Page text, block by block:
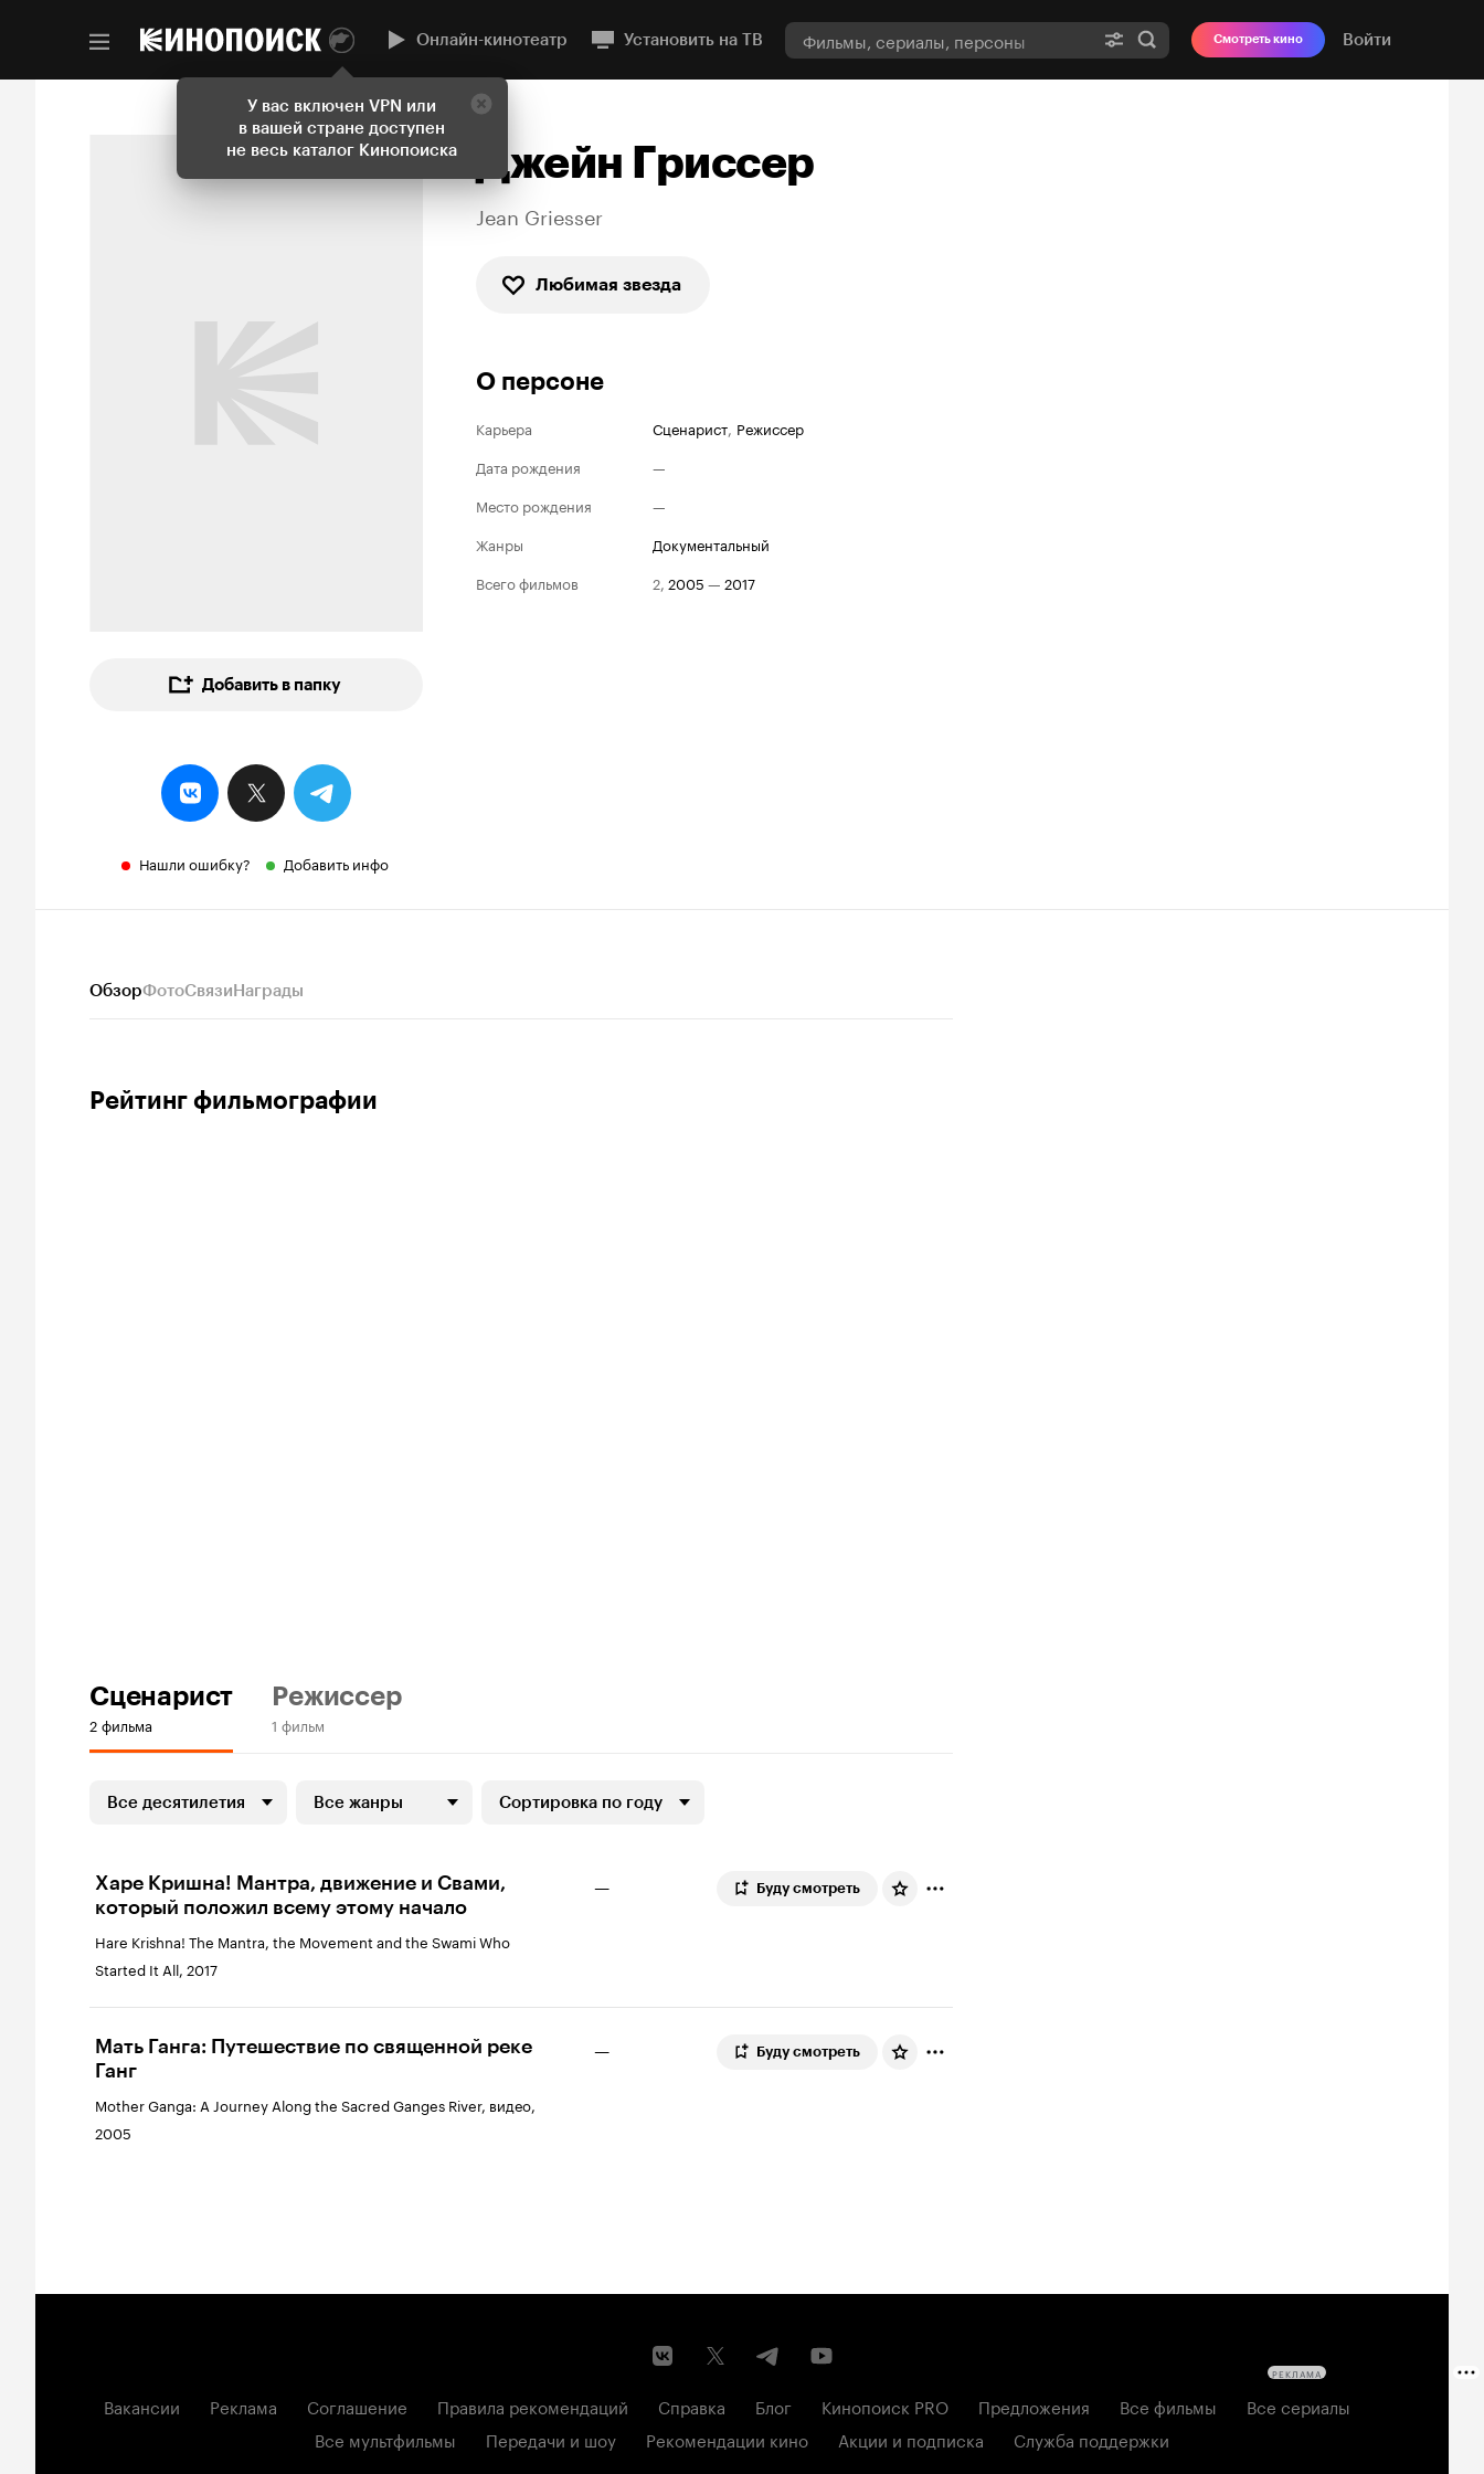
У вас включен VPN или
в вашей стране доступен
не весь каталог Кинопоиска
Онлайн-кинотеатр Установить на ТВ Смотреть кино Войти
Добавить в папку
Нашли ошибку? Добавить инфо
Джейн Гриссер
Jean Griesser
Любимая звезда
О персоне
Карьера Сценарист, Режиссер
Дата рождения
—
Место рождения
—
Жанры
документальный
Всего фильмов
2, 2005 — 2017
ОбзорФотоСвязиНаграды
Рейтинг фильмографии
Сценарист
2 фильма
Режиссер
1 фильм
Все десятилетия Все жанры Сортировка по году
Харе Кришна! Мантра, движение и Свами,
который положил всему этому начало
Hare Krishna! The Mantra, the Movement and the Swami Who
Started It All, 2017
— Буду смотреть
Мать Ганга: Путешествие по священной реке
Ганг
Mother Ganga: A Journey Along the Sacred Ganges River, видео,
2005
— Буду смотреть
Вакансии Реклама Соглашение Правила рекомендаций Справка Блог Кинопоиск PRO Предложения Все фильмы
Все сериалы
Все мультфильмы
Передачи и шоу Рекомендации кино Акции и подписка Служба поддержки
РЕКЛАМА